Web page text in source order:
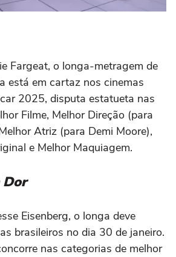
Fargeat, o longa-metragem de
está em cartaz nos cinemas
2025, disputa estatueta nas
Filme, Melhor Direção (para
Atriz (para Demi Moore),
e Melhor Maquiagem.
Dor
Eisenberg, o longa deve
brasileiros no dia 30 de janeiro.
nas categorias de melhor